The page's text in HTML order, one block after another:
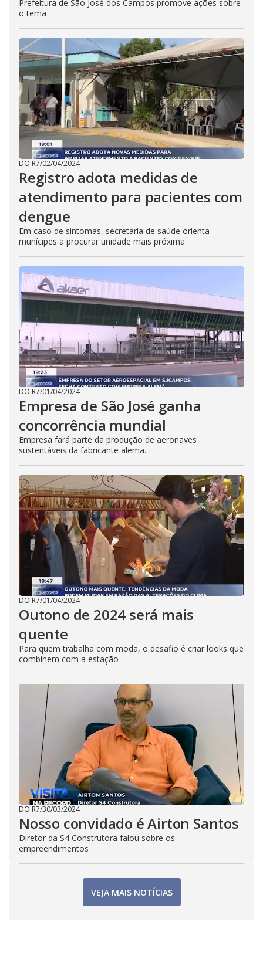
Prefeitura de São José dos Campos promove ações sobre
o tema
DO R7/02/04/2024
Registro adota medidas de
atendimento para pacientes com
dengue
Em caso de sintomas, secretaria de saúde orienta
munícipes a procurar unidade mais próxima
DO R7/01/04/2024
Empresa de São José ganha
concorrência mundial
Empresa fará parte da produção de aeronaves
sustentáveis da fabricante alemã.
DO R7/01/04/2024
Outono de 2024 será mais
quente
Para quem trabalha com moda, o desafio é criar looks que
combinem com a estação
DO R7/30/03/2024
Nosso convidado é Airton Santos
Diretor da S4 Construtora falou sobre os
empreendimentos
VEJA MAIS NOTÍCIAS